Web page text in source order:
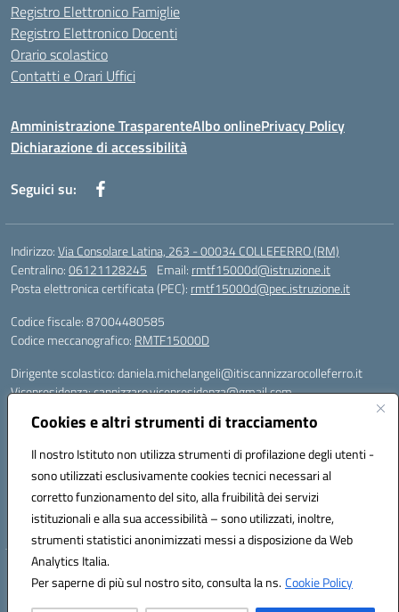
Cookies e altri strumenti di tracciamento
Il nostro Istituto non utilizza strumenti di profilazione degli utenti -
sono utilizzati esclusivamente cookies tecnici necessari al
corretto funzionamento del sito, alla fruibilità dei servizi
istituzionali e alla sua accessibilità – sono utilizzati, inoltre,
strumenti statistici anonimizzati messi a disposizione da Web
Analytics Italia.
Per saperne di più sul nostro sito, consulta la ns.Cookie Policy
Registro Elettronico Famiglie
Registro Elettronico Docenti
Orario scolastico
Contatti e Orari Uffici
Amministrazione TrasparenteAlbo onlinePrivacy Policy
Dichiarazione di accessibilità
Seguici su:
Indirizzo:Via Consolare Latina, 263 - 00034 COLLEFERRO (RM)
Centralino:06121128245 Email: rmtf15000d@istruzione.it
Posta elettronica certificata (PEC): rmtf15000d@pec.istruzione.it
Codice fiscale: 87004480585
Codice meccanografico: RMTF15000D
Dirigente scolastico: daniela.michelangeli@itiscannizzarocolleferro.it
Vicepresidenza: cannizzaro.vicepresidenza@gmail.com
Supporto piattaforme DDI (creazione account e rigenerazione credenziali)
supporto_gsuite@itiscannizzarocolleferro.it
Microsoft Office 365 (Teams):
supporto_office365@cannizzaro.onmicrosoft.com
Hosting & Powered by 3D Solution S.r.l.
Concept & Design by Designers Italia